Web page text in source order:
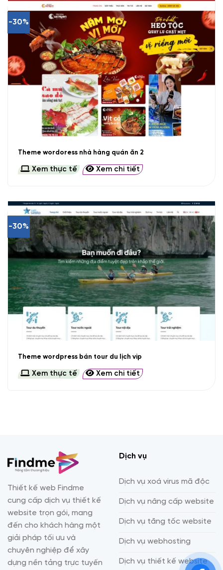
-30%
Theme wordoress nhà hàng quán ăn 2
Xem thực tế Xem chi tiết
-30%
Theme wordpress bán tour du lịch vip
Xem thực tế Xem chi tiết
Thiết kế web Findme
cung cấp dịch vụ thiết kế
website trọn gói, mang
đến cho khách hàng một
giải pháp tối ưu và
chuyên nghiệp để xây
dựng nền tảng trực tuyến
Dịch vụ
Dịch vụ xoá virus mã độc
Dịch vụ nâng cấp website
Dịch vụ tăng tốc website
Dịch vụ webhosting
Dịch vụ thiết kế website